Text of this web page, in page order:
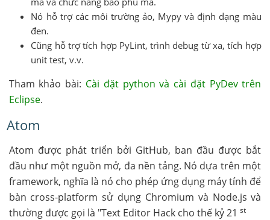
Nó hỗ trợ các môi trường ảo, Mypy và định dạng màu
đen.
Cũng hỗ trợ tích hợp PyLint, trình debug từ xa, tích hợp
unit test, v.v.
Tham khảo bài: Cài đặt python và cài đặt PyDev trên
Eclipse.
Atom
Atom được phát triển bởi GitHub, ban đầu được bắt
đầu như một nguồn mở, đa nền tảng. Nó dựa trên một
framework, nghĩa là nó cho phép ứng dụng máy tính để
bàn cross-platform sử dụng Chromium và Node.js và
thường được gọi là "Text Editor Hack cho thế kỷ 21 st